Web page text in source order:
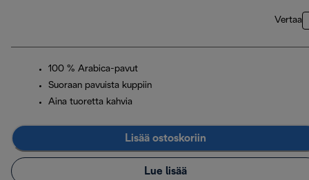
Vertaa
100 % Arabica-pavut
Suoraan pavuista kuppiin
Aina tuoretta kahvia
Lisää ostoskoriin
Lue lisää